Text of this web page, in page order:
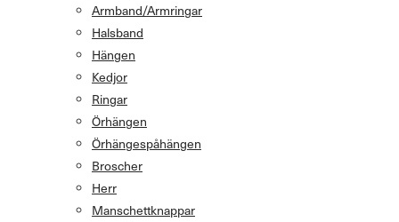
Armband/Armringar
Halsband
Hängen
Kedjor
Ringar
Örhängen
Örhängespåhängen
Broscher
Herr
Manschettknappar